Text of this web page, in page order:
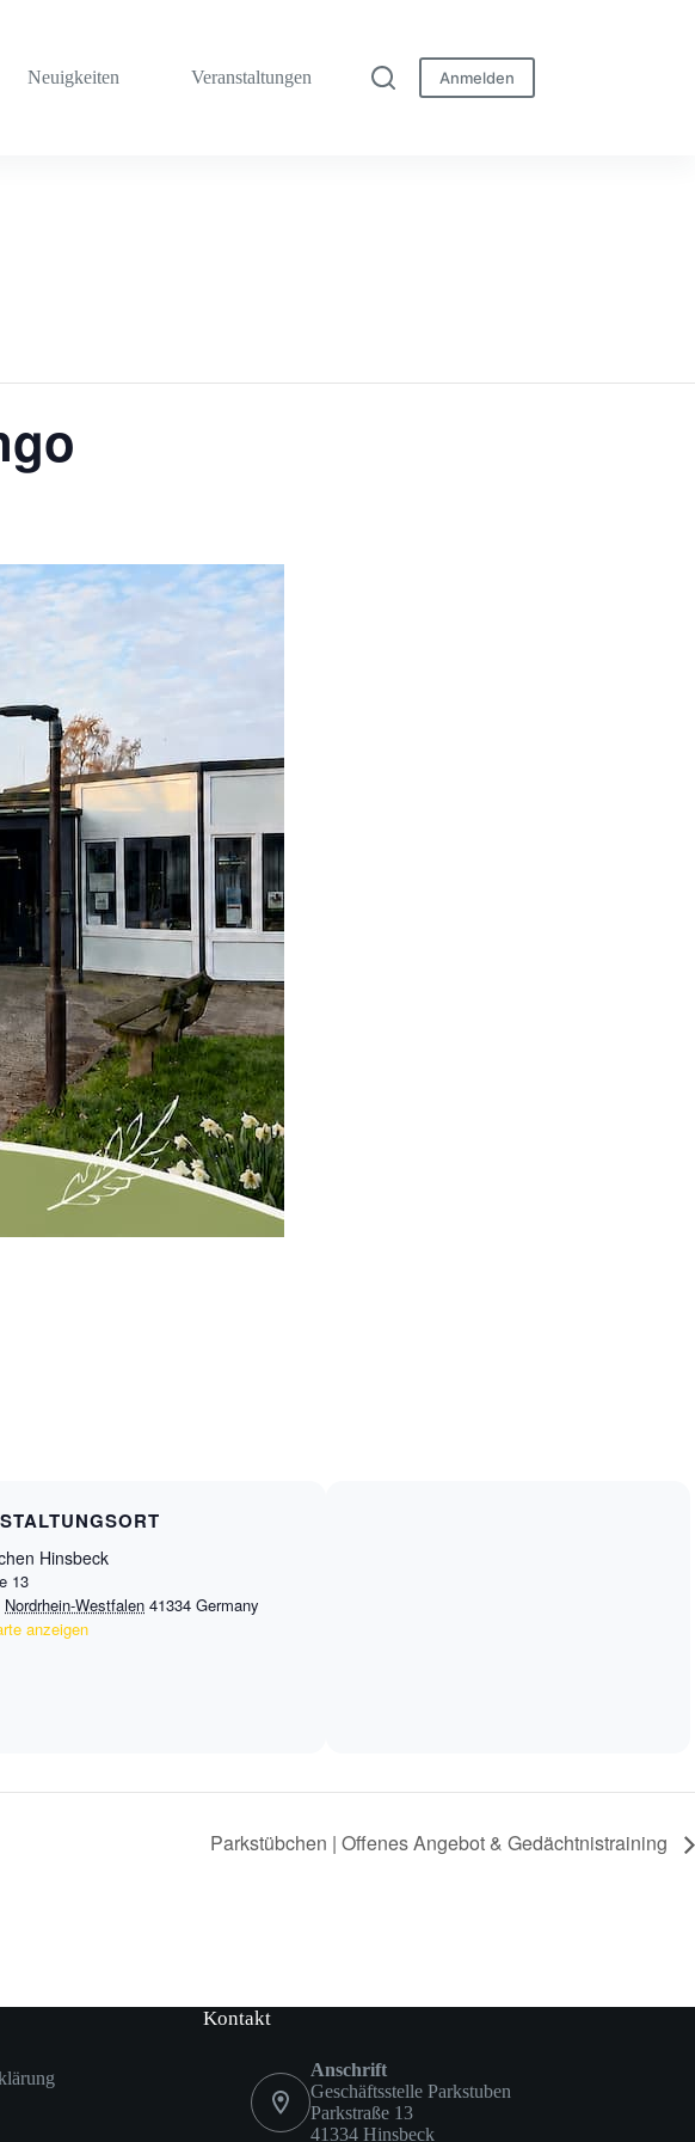
Neuigkeiten Veranstaltungen Anmelden
Hinsbeck
13
Nordrhein-Westfalen 41334 Germany
anzeigen
Parkstübchen | Offenes Angebot & Gedächtnistraining
Kontakt
Anschrift
Geschäftsstelle Parkstuben
Parkstraße 13
41334 Hinsbeck